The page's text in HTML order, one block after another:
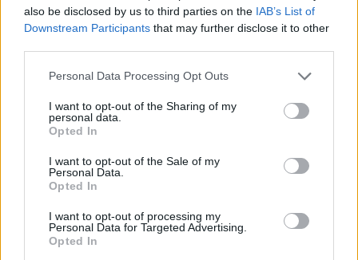
also be disclosed by us to third parties on the IAB’s List of
Downstream Participants that may further disclose it to other
Personal Data Processing Opt Outs
I want to opt-out of the Sharing of my
personal data.
Opted In
I want to opt-out of the Sale of my
Personal Data.
Opted In
I want to opt-out of processing my
Personal Data for Targeted Advertising.
Opted In